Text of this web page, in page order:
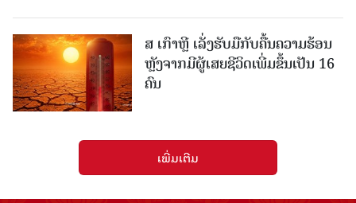
ສ ເກົາຫຼີ ເລັ່ງຮັບມືກັບຄື້ນຄວາມຮ້ອນ
ຫຼັງຈາກມີຜູ້ເສຍຊີວິດເພີ່ມຂຶ້ນເປັນ 16
ຄົນ
ເພີ່ມເຕີມ